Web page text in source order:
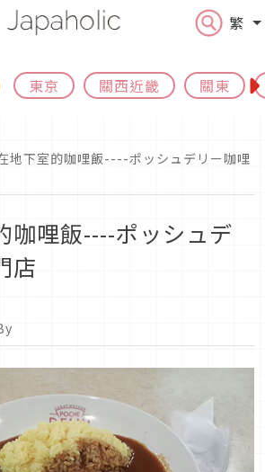
繁
東京 關西近畿 關東
地下室的咖哩飯----ポッシュデリー咖哩
咖哩飯----ポッシュデ
店